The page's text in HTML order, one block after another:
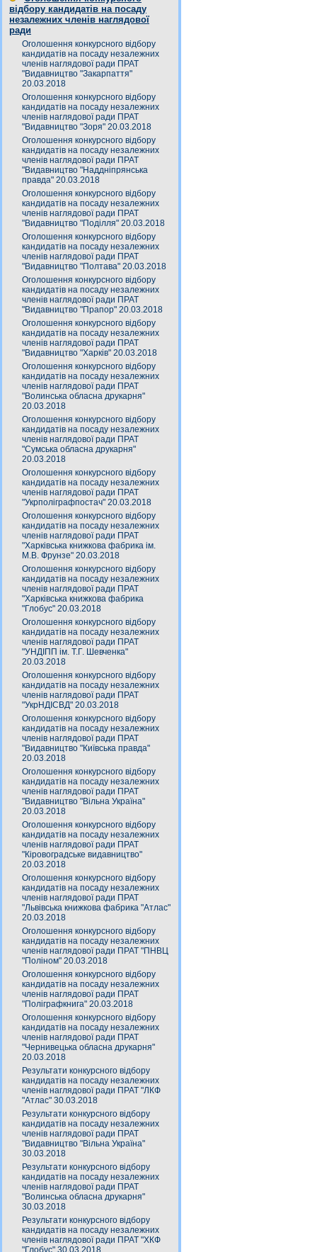
відбору кандидатів на посаду
незалежних членів наглядової
ради
Оголошення конкурсного відбору
кандидатів на посаду незалежних
членів наглядової ради ПРАТ
"Видавництво "Закарпаття"
20.03.2018
Оголошення конкурсного відбору
кандидатів на посаду незалежних
членів наглядової ради ПРАТ
"Видавництво "Зоря" 20.03.2018
Оголошення конкурсного відбору
кандидатів на посаду незалежних
членів наглядової ради ПРАТ
"Видавництво "Наддніпрянська
правда" 20.03.2018
Оголошення конкурсного відбору
кандидатів на посаду незалежних
членів наглядової ради ПРАТ
"Видавництво "Поділля" 20.03.2018
Оголошення конкурсного відбору
кандидатів на посаду незалежних
членів наглядової ради ПРАТ
"Видавництво "Полтава" 20.03.2018
Оголошення конкурсного відбору
кандидатів на посаду незалежних
членів наглядової ради ПРАТ
"Видавництво "Прапор" 20.03.2018
Оголошення конкурсного відбору
кандидатів на посаду незалежних
членів наглядової ради ПРАТ
"Видавництво "Харків" 20.03.2018
Оголошення конкурсного відбору
кандидатів на посаду незалежних
членів наглядової ради ПРАТ
"Волинська обласна друкарня"
20.03.2018
Оголошення конкурсного відбору
кандидатів на посаду незалежних
членів наглядової ради ПРАТ
"Сумська обласна друкарня"
20.03.2018
Оголошення конкурсного відбору
кандидатів на посаду незалежних
членів наглядової ради ПРАТ
"Укрполіграфпостач" 20.03.2018
Оголошення конкурсного відбору
кандидатів на посаду незалежних
членів наглядової ради ПРАТ
"Харківська книжкова фабрика ім.
М.В. Фрунзе" 20.03.2018
Оголошення конкурсного відбору
кандидатів на посаду незалежних
членів наглядової ради ПРАТ
"Харківська книжкова фабрика
"Глобус" 20.03.2018
Оголошення конкурсного відбору
кандидатів на посаду незалежних
членів наглядової ради ПРАТ
"УНДІПП ім. Т.Г. Шевченка"
20.03.2018
Оголошення конкурсного відбору
кандидатів на посаду незалежних
членів наглядової ради ПРАТ
"УкрНДІСВД" 20.03.2018
Оголошення конкурсного відбору
кандидатів на посаду незалежних
членів наглядової ради ПРАТ
"Видавництво "Київська правда"
20.03.2018
Оголошення конкурсного відбору
кандидатів на посаду незалежних
членів наглядової ради ПРАТ
"Видавництво "Вільна Україна"
20.03.2018
Оголошення конкурсного відбору
кандидатів на посаду незалежних
членів наглядової ради ПРАТ
"Кіровоградське видавництво"
20.03.2018
Оголошення конкурсного відбору
кандидатів на посаду незалежних
членів наглядової ради ПРАТ
"Львівська книжкова фабрика "Атлас"
20.03.2018
Оголошення конкурсного відбору
кандидатів на посаду незалежних
членів наглядової ради ПРАТ "ПНВЦ
"Поліном" 20.03.2018
Оголошення конкурсного відбору
кандидатів на посаду незалежних
членів наглядової ради ПРАТ
"Поліграфкнига" 20.03.2018
Оголошення конкурсного відбору
кандидатів на посаду незалежних
членів наглядової ради ПРАТ
"Чернивецька обласна друкарня"
20.03.2018
Результати конкурсного відбору
кандидатів на посаду незалежних
членів наглядової ради ПРАТ "ЛКФ
"Атлас" 30.03.2018
Результати конкурсного відбору
кандидатів на посаду незалежних
членів наглядової ради ПРАТ
"Видавництво "Вільна Україна"
30.03.2018
Результати конкурсного відбору
кандидатів на посаду незалежних
членів наглядової ради ПРАТ
"Волинська обласна друкарня"
30.03.2018
Результати конкурсного відбору
кандидатів на посаду незалежних
членів наглядової ради ПРАТ "ХКФ
"Глобус" 30.03.2018